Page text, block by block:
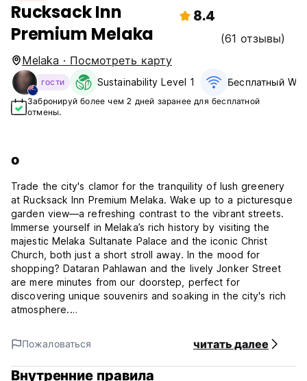
Rucksack Inn
Premium Melaka
8.4
(61 отзывы)
Melaka · Посмотреть карту
гости Sustainability Level 1 Бесплатный WiFi
Забронируй более чем 2 дней заранее для бесплатной
отмены.
о
Trade the city's clamor for the tranquility of lush greenery
at Rucksack Inn Premium Melaka. Wake up to a picturesque
garden view—a refreshing contrast to the vibrant streets.
Immerse yourself in Melaka’s rich history by visiting the
majestic Melaka Sultanate Palace and the iconic Christ
Church, both just a short stroll away. In the mood for
shopping? Dataran Pahlawan and the lively Jonker Street
are mere minutes from our doorstep, perfect for
discovering unique souvenirs and soaking in the city's rich
atmosphere.
At Rucksack Inn Premium Melaka, we offer more than just a
great location. Our property is a charming blend of modern
comfort and heritage character. Take a dip in the pool to
cool off from the tropical heat, or make use of our
Пожаловаться читать далее
Внутренние правила